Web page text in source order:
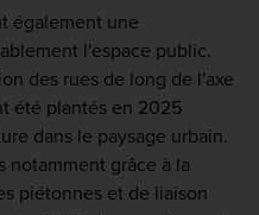
également une
l'espace public.
des rues de long de l'axe
été plantés en 2025
dans le paysage urbain.
notamment grâce à la
piétonnes et de liaison